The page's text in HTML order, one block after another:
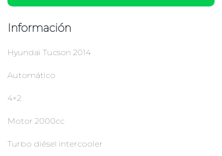
Información
Hyundai Tucson 2014
Automático
4×2
Motor 2000cc
Turbo diésel intercooler